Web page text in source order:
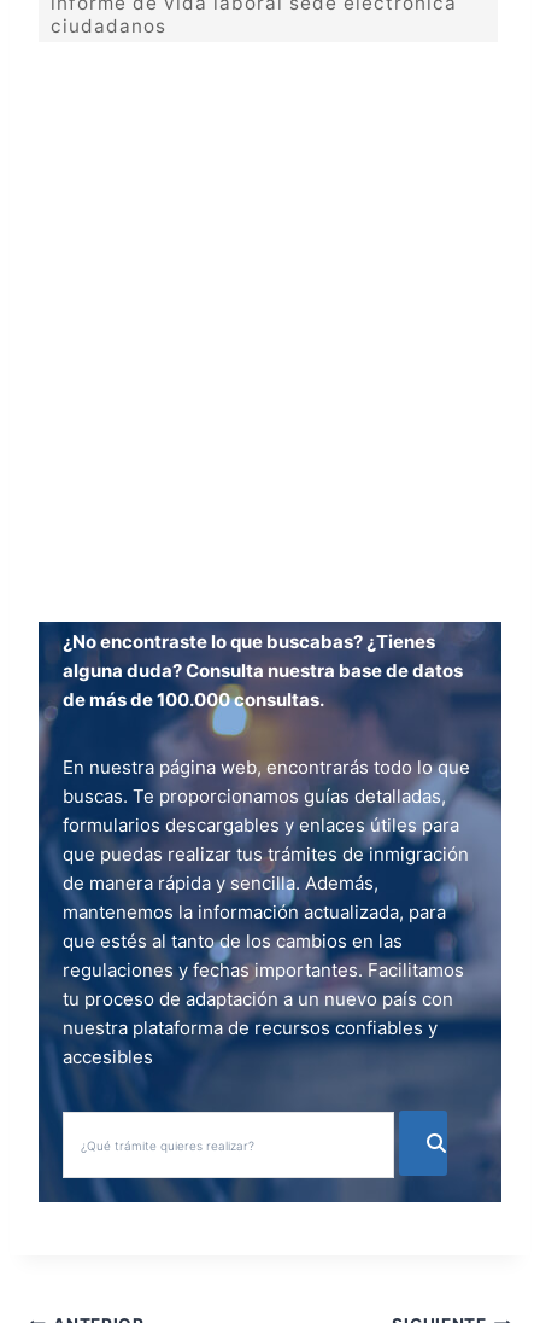
ciudadanos
¿No encontraste lo que buscabas? ¿Tienes
alguna duda? Consulta nuestra base de datos
de más de 100.000 consultas.
En nuestra página web, encontrarás todo lo que
buscas. Te proporcionamos guías detalladas,
formularios descargables y enlaces útiles para
que puedas realizar tus trámites de inmigración
de manera rápida y sencilla. Además,
mantenemos la información actualizada, para
que estés al tanto de los cambios en las
regulaciones y fechas importantes. Facilitamos
tu proceso de adaptación a un nuevo país con
nuestra plataforma de recursos confiables y
accesibles